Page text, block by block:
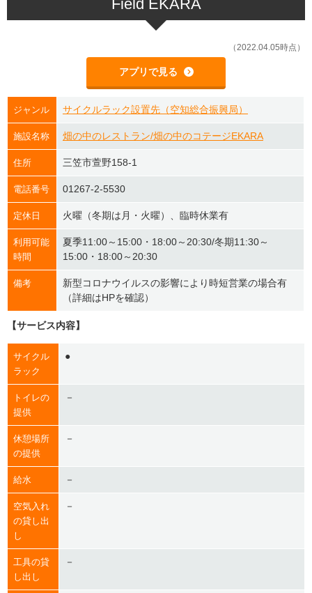
Field EKARA
（2022.04.05時点）
アプリで見る
ジャンル サイクルラック設置先（空知総合振興局）
施設名称 畑の中のレストラン/畑の中のコテージEKARA
住所 三笠市萱野158-1
電話番号 01267-2-5530
定休日 火曜（冬期は月・火曜）、臨時休業有
利用可能
時間
夏季11:00～15:00・18:00～20:30/冬期11:30～
15:00・18:00～20:30
備考
新型コロナウイルスの影響により時短営業の場合有
（詳細はHPを確認）
【サービス内容】
サイクル
ラック
●
トイレの
提供
－
休憩場所
の提供
－
給水 －
空気入れ
の貸し出
し
－
工具の貸
し出し
－